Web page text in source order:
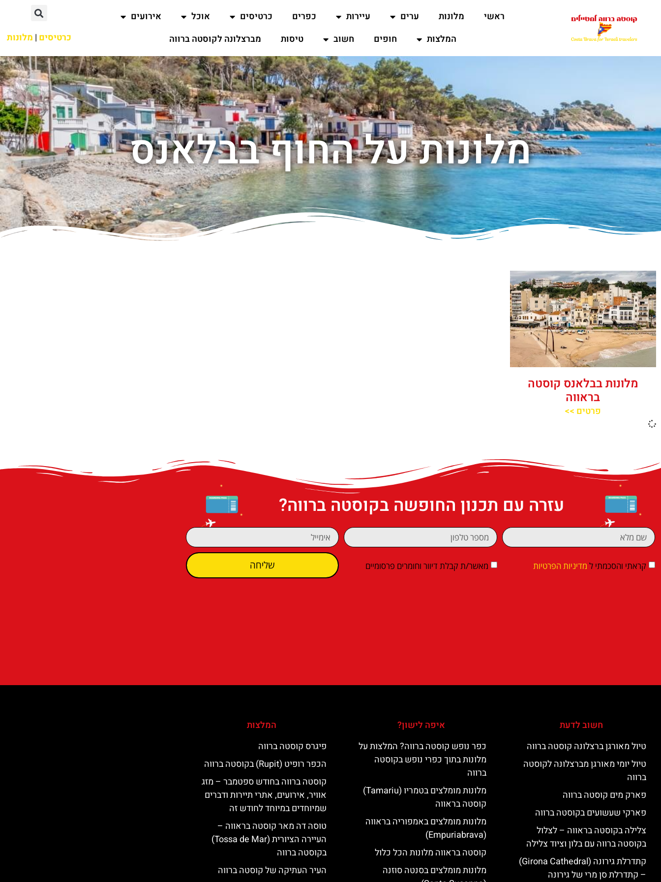
ראשי מלונות ערים עיירות כפרים כרטיסים אוכל
אירועים
המלצות
חופים חשוב טיסות מברצלונה לקוסטה ברווה כרטיסים | מלונות
מלונות על החוף בבלאנס
מלונות בבלאנס קוסטה
בראווה
פרטים >>
עזרה עם תכנון החופשה בקוסטה ברווה?
קראתי והסכמתי ל מדיניות הפרטיות מאשר/ת קבלת דיוור וחומרים פרסומיים שליחה
חשוב לדעת
טיול מאורגן ברצלונה קוסטה ברווה
טיול יומי מאורגן מברצלונה לקוסטה
ברווה
פארק מים קוסטה ברווה
פארקי שעשועים בקוסטה ברווה
צלילה בקוסטה בראווה – לצלול
בקוסטה ברווה עם בלון וציוד צלילה
קתדרלת גירונה (Girona Cathedral)
– קתדרלת סן מרי של גירונה
איפה לישון?
כפר נופש קוסטה ברווה? המלצות על
מלונות בתוך כפרי נופש בקוסטה
ברווה
מלונות מומלצים בטמריו (Tamariu)
קוסטה בראווה
מלונות מומלצים באמפוריה בראווה
(Empuriabrava)
קוסטה בראווה מלונות הכל כלול
מלונות מומלצים בסנטה סוזנה
המלצות
פיגרס קוסטה ברווה
הכפר רופיט (Rupit) בקוסטה ברווה
קוסטה ברווה בחודש ספטמבר – מזג
אוויר, אירועים, אתרי תיירות ודברים
שמיוחדים במיוחד לחודש זה
טוסה דה מאר קוסטה בראווה –
העיירה הציורית (Tossa de Mar)
בקוסטה ברווה
העיר העתיקה של קוסטה ברווה